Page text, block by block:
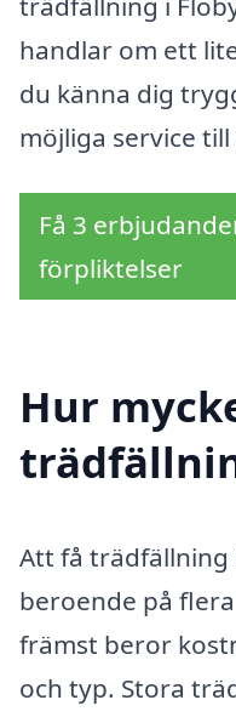
handlar om ett
du känna dig
möjliga service
Få 3
förpliktelser
Hur
Att få trädfällning
beroende på
främst beror
och typ. Stora